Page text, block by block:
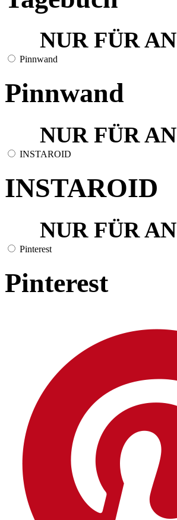
NUR FÜR
Pinnwand
Pinnwand
NUR FÜR
INSTAROID
INSTAROID
NUR FÜR
Pinterest
Pinterest